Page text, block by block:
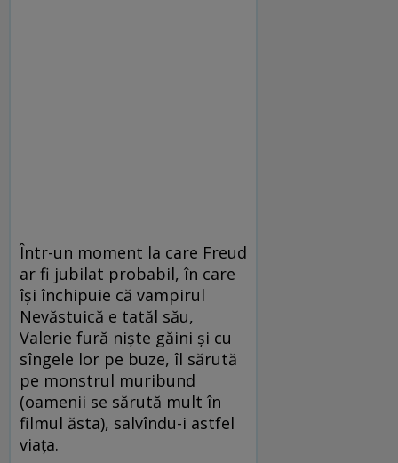
Într-un moment la care Freud
ar fi jubilat probabil, în care
îşi închipuie că vampirul
Nevăstuică e tatăl său,
Valerie fură nişte găini şi cu
sîngele lor pe buze, îl sărută
pe monstrul muribund
(oamenii se sărută mult în
filmul ăsta), salvîndu-i astfel
viaţa.